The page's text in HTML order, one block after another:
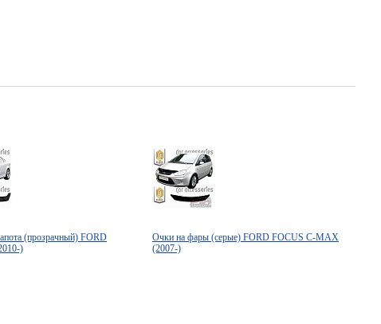
(прозрачный) FORD
)
Очки на фары (серые) FORD FOCUS C-MAX
(2007-)